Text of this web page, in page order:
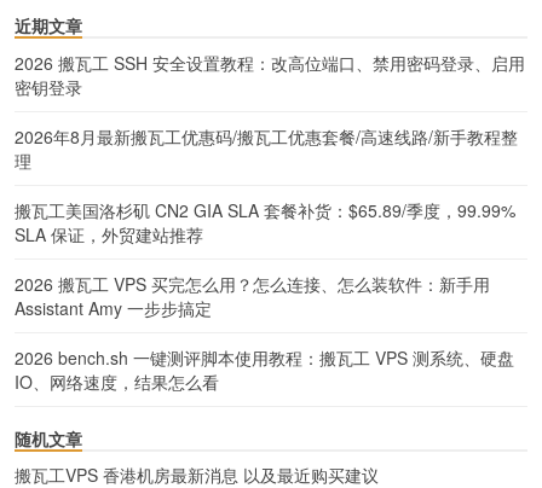
近期文章
2026 搬瓦工 SSH 安全设置教程：改高位端口、禁用密码登录、启用
密钥登录
2026年8月最新搬瓦工优惠码/搬瓦工优惠套餐/高速线路/新手教程整
理
搬瓦工美国洛杉矶 CN2 GIA SLA 套餐补货：$65.89/季度，99.99%
SLA 保证，外贸建站推荐
2026 搬瓦工 VPS 买完怎么用？怎么连接、怎么装软件：新手用
Assistant Amy 一步步搞定
2026 bench.sh 一键测评脚本使用教程：搬瓦工 VPS 测系统、硬盘
IO、网络速度，结果怎么看
随机文章
搬瓦工VPS 香港机房最新消息 以及最近购买建议